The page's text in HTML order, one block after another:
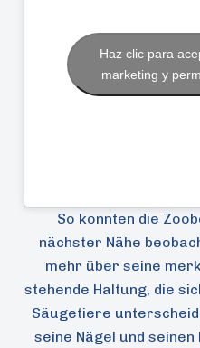
Haz clic para
marketing y
So konnten die
nächster Nähe
mehr über seine
stehende Haltung, die
Säugetiere
seine Nägel und